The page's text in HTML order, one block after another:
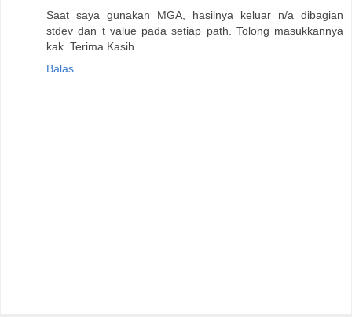
Saat saya gunakan MGA, hasilnya keluar n/a dibagian
stdev dan t value pada setiap path. Tolong masukkannya
kak. Terima Kasih
Balas